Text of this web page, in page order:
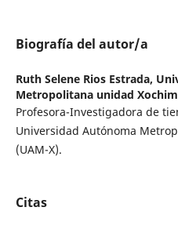
Biografía del autor/a
Ruth Selene Rios Estrada,
Metropolitana unidad
Profesora-Investigadora de
Universidad Autónoma
(UAM-X).
Citas